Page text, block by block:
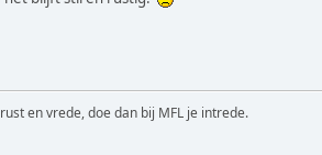
en vrede, doe dan bij MFL je intrede.